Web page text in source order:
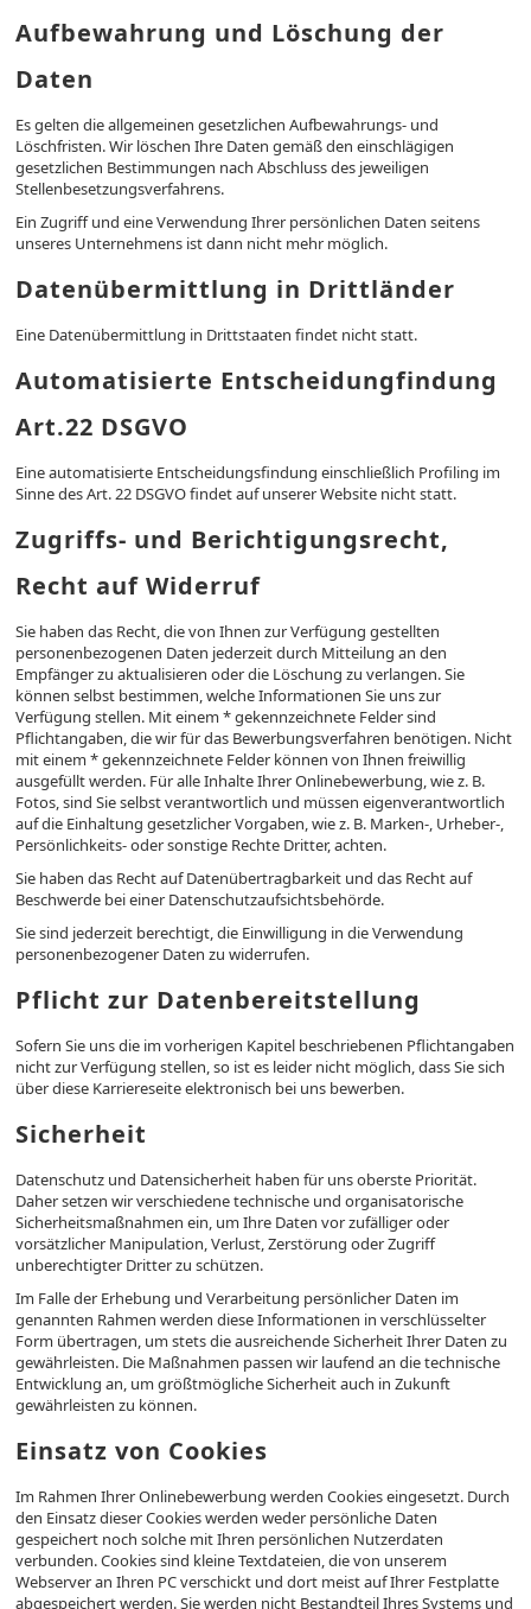
Aufbewahrung und Löschung der
Daten
Es gelten die allgemeinen gesetzlichen Aufbewahrungs- und
Löschfristen. Wir löschen Ihre Daten gemäß den einschlägigen
gesetzlichen Bestimmungen nach Abschluss des jeweiligen
Stellenbesetzungsverfahrens.
Ein Zugriff und eine Verwendung Ihrer persönlichen Daten seitens
unseres Unternehmens ist dann nicht mehr möglich.
Datenübermittlung in Drittländer
Eine Datenübermittlung in Drittstaaten findet nicht statt.
Automatisierte Entscheidungfindung
Art.22 DSGVO
Eine automatisierte Entscheidungsfindung einschließlich Profiling im
Sinne des Art. 22 DSGVO findet auf unserer Website nicht statt.
Zugriffs- und Berichtigungsrecht,
Recht auf Widerruf
Sie haben das Recht, die von Ihnen zur Verfügung gestellten
personenbezogenen Daten jederzeit durch Mitteilung an den
Empfänger zu aktualisieren oder die Löschung zu verlangen. Sie
können selbst bestimmen, welche Informationen Sie uns zur
Verfügung stellen. Mit einem * gekennzeichnete Felder sind
Pflichtangaben, die wir für das Bewerbungsverfahren benötigen. Nicht
mit einem * gekennzeichnete Felder können von Ihnen freiwillig
ausgefüllt werden. Für alle Inhalte Ihrer Onlinebewerbung, wie z. B.
Fotos, sind Sie selbst verantwortlich und müssen eigenverantwortlich
auf die Einhaltung gesetzlicher Vorgaben, wie z. B. Marken-, Urheber-,
Persönlichkeits- oder sonstige Rechte Dritter, achten.
Sie haben das Recht auf Datenübertragbarkeit und das Recht auf
Beschwerde bei einer Datenschutzaufsichtsbehörde.
Sie sind jederzeit berechtigt, die Einwilligung in die Verwendung
personenbezogener Daten zu widerrufen.
Pflicht zur Datenbereitstellung
Sofern Sie uns die im vorherigen Kapitel beschriebenen Pflichtangaben
nicht zur Verfügung stellen, so ist es leider nicht möglich, dass Sie sich
über diese Karriereseite elektronisch bei uns bewerben.
Sicherheit
Datenschutz und Datensicherheit haben für uns oberste Priorität.
Daher setzen wir verschiedene technische und organisatorische
Sicherheitsmaßnahmen ein, um Ihre Daten vor zufälliger oder
vorsätzlicher Manipulation, Verlust, Zerstörung oder Zugriff
unberechtigter Dritter zu schützen.
Im Falle der Erhebung und Verarbeitung persönlicher Daten im
genannten Rahmen werden diese Informationen in verschlüsselter
Form übertragen, um stets die ausreichende Sicherheit Ihrer Daten zu
gewährleisten. Die Maßnahmen passen wir laufend an die technische
Entwicklung an, um größtmögliche Sicherheit auch in Zukunft
gewährleisten zu können.
Einsatz von Cookies
Im Rahmen Ihrer Onlinebewerbung werden Cookies eingesetzt. Durch
den Einsatz dieser Cookies werden weder persönliche Daten
gespeichert noch solche mit Ihren persönlichen Nutzerdaten
verbunden. Cookies sind kleine Textdateien, die von unserem
Webserver an Ihren PC verschickt und dort meist auf Ihrer Festplatte
abgespeichert werden. Sie werden nicht Bestandteil Ihres Systems und